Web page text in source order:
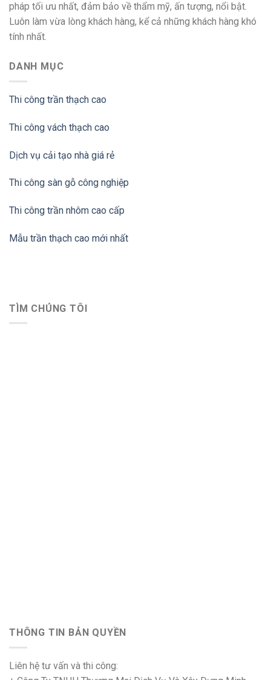
pháp tối ưu nhất, đảm bảo về thẩm mỹ, ấn tượng, nổi bật.
Luôn làm vừa lòng khách hàng, kể cả những khách hàng khó
tính nhất.
DANH MỤC
Thi công trần thạch cao
Thi công vách thạch cao
Dịch vụ cải tạo nhà giá rẻ
Thi công sàn gỗ công nghiệp
Thi công trần nhôm cao cấp
Mẫu trần thạch cao mới nhất
TÌM CHÚNG TÔI
THÔNG TIN BẢN QUYỀN
Liên hệ tư vấn và thi công: